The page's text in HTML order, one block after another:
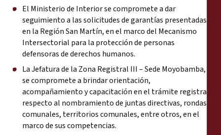
El Ministerio de Interior se compromete a dar
seguimiento a las solicitudes de garantías presentadas
en la Región San Martín, en el marco del Mecanismo
Intersectorial para la protección de personas
defensoras de derechos humanos.
La Jefatura de la Zona Registral III – Sede Moyobamba,
se compromete a brindar orientación,
acompañamiento y capacitación en el trámite registral
respecto al nombramiento de juntas directivas, rondas
comunales, territorios comunales, entre otros, en el
marco de sus competencias.